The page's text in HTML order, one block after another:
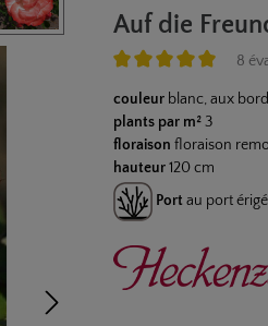
Auf die
8
couleur blanc, aux
plants par m² 3
floraison floraison
hauteur 120 cm
Port au port érigé